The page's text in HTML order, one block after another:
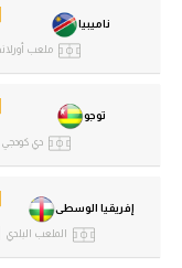
إفريقيا الوسطى
الملعب البلدي
توجو
دي كودجي
ناميبيا
ملعب